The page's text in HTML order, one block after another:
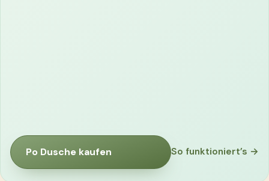
Po Dusche kaufen So funktioniert’s →